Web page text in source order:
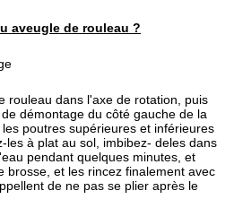
aveugle de rouleau ?
rouleau dans l'axe de rotation, puis
démontage du côté gauche de la
poutres supérieures et inférieures
les à plat au sol, imbibez- deles dans
pendant quelques minutes, et
brosse, et les rincez finalement avec
de ne pas se plier après le